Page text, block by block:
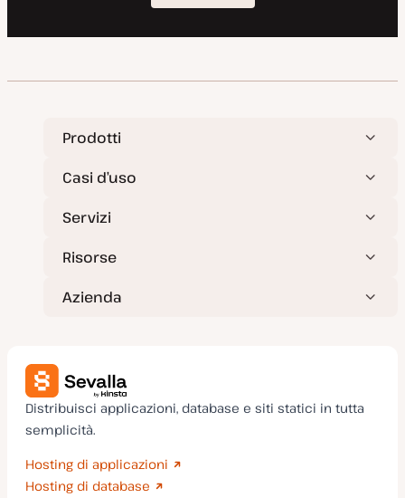
Prodotti
Casi d’uso
Servizi
Risorse
Azienda
Distribuisci applicazioni, database e siti statici in tutta
semplicità.
Hosting di applicazioni
Hosting di database